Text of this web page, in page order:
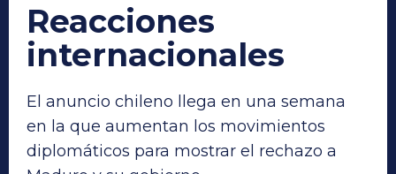
Reacciones
internacionales
El anuncio chileno llega en una semana
en la que aumentan los movimientos
diplomáticos para mostrar el rechazo a